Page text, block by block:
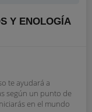
Y ENOLOGÍA
te ayudará a
según un punto de
en el mundo